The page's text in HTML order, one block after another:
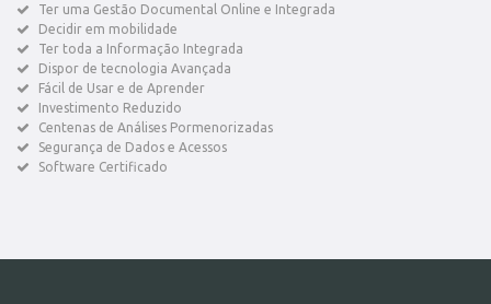
Ter uma Gestão Documental Online e Integrada
Decidir em mobilidade
Ter toda a Informação Integrada
Dispor de tecnologia Avançada
Fácil de Usar e de Aprender
Investimento Reduzido
Centenas de Análises Pormenorizadas
Segurança de Dados e Acessos
Software Certificado